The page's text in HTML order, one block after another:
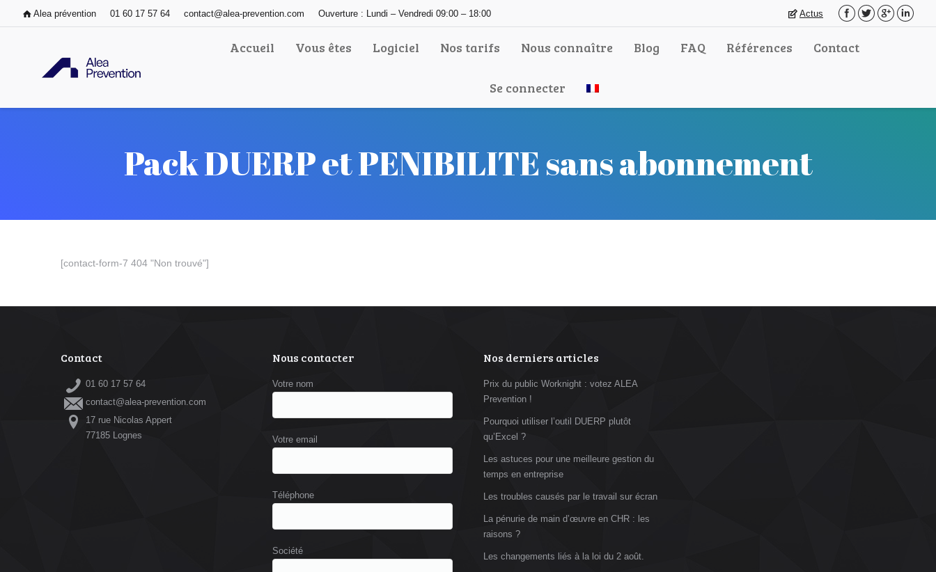
Alea prévention 01 60 17 57 64 contact@alea-prevention.com Ouverture : Lundi – Vendredi 09:00 – 18:00 Actus
Accueil Vous êtes Logiciel Nos tarifs Nous connaître Blog FAQ Références Contact
Se connecter
Pack DUERP et PENIBILITE sans abonnement
[contact-form-7 404 "Non trouvé"]
Contact
01 60 17 57 64
contact@alea-prevention.com
17 rue Nicolas Appert
77185 Lognes
Nous contacter
Votre nom
Votre email
Téléphone
Société
Nos derniers articles
Prix du public Worknight : votez ALEA
Prevention !
Pourquoi utiliser l’outil DUERP plutôt
qu’Excel ?
Les astuces pour une meilleure gestion du
temps en entreprise
Les troubles causés par le travail sur écran
La pénurie de main d’œuvre en CHR : les
raisons ?
Les changements liés à la loi du 2 août.